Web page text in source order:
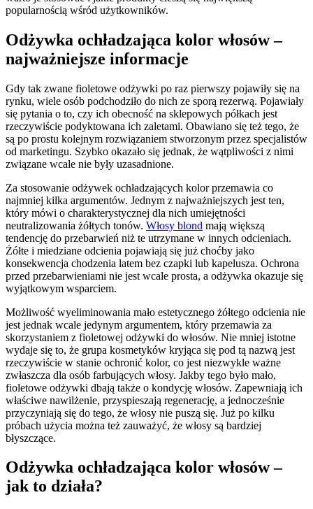
popularnością wśród użytkowników.
Odżywka ochładzająca kolor włosów –
najważniejsze informacje
Gdy tak zwane fioletowe odżywki po raz pierwszy pojawiły się na
rynku, wiele osób podchodziło do nich ze sporą rezerwą. Pojawiały
się pytania o to, czy ich obecność na sklepowych półkach jest
rzeczywiście podyktowana ich zaletami. Obawiano się też tego, że
są po prostu kolejnym rozwiązaniem stworzonym przez specjalistów
od marketingu. Szybko okazało się jednak, że wątpliwości z nimi
związane wcale nie były uzasadnione.
Za stosowanie odżywek ochładzających kolor przemawia co
najmniej kilka argumentów. Jednym z najważniejszych jest ten,
który mówi o charakterystycznej dla nich umiejętności
neutralizowania żółtych tonów. Włosy blond mają większą
tendencję do przebarwień niż te utrzymane w innych odcieniach.
Żółte i miedziane odcienia pojawiają się już choćby jako
konsekwencja chodzenia latem bez czapki lub kapelusza. Ochrona
przed przebarwieniami nie jest wcale prosta, a odżywka okazuje się
wyjątkowym wsparciem.
Możliwość wyeliminowania mało estetycznego żółtego odcienia nie
jest jednak wcale jedynym argumentem, który przemawia za
skorzystaniem z fioletowej odżywki do włosów. Nie mniej istotne
wydaje się to, że grupa kosmetyków kryjąca się pod tą nazwą jest
rzeczywiście w stanie ochronić kolor, co jest niezwykle ważne
zwłaszcza dla osób farbujących włosy. Jakby tego było mało,
fioletowe odżywki dbają także o kondycję włosów. Zapewniają ich
właściwe nawilżenie, przyspieszają regenerację, a jednocześnie
przyczyniają się do tego, że włosy nie puszą się. Już po kilku
próbach użycia można też zauważyć, że włosy są bardziej
błyszczące.
Odżywka ochładzająca kolor włosów –
jak to działa?